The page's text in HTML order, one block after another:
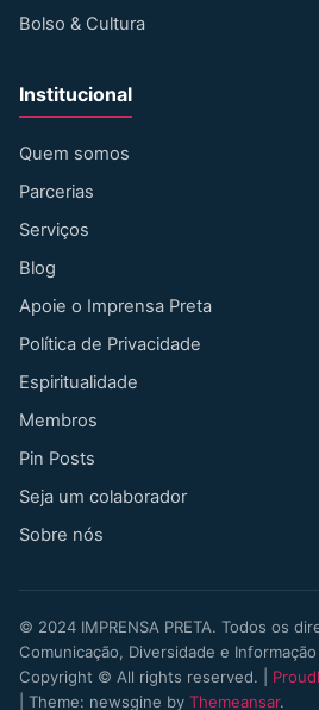
Bolso & Cultura
Institucional
Quem somos
Parcerias
Serviços
Blog
Apoie o Imprensa Preta
Política de Privacidade
Espiritualidade
Membros
Pin Posts
Seja um colaborador
Sobre nós
© 2024 IMPRENSA PRETA. Todos os
Comunicação, Diversidade e Informação
Copyright © All rights reserved.
Theme: newsgine by Themeansar.